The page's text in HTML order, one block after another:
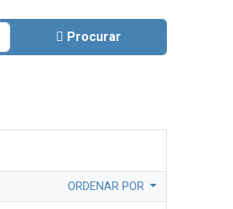
Procurar
ORDENAR POR